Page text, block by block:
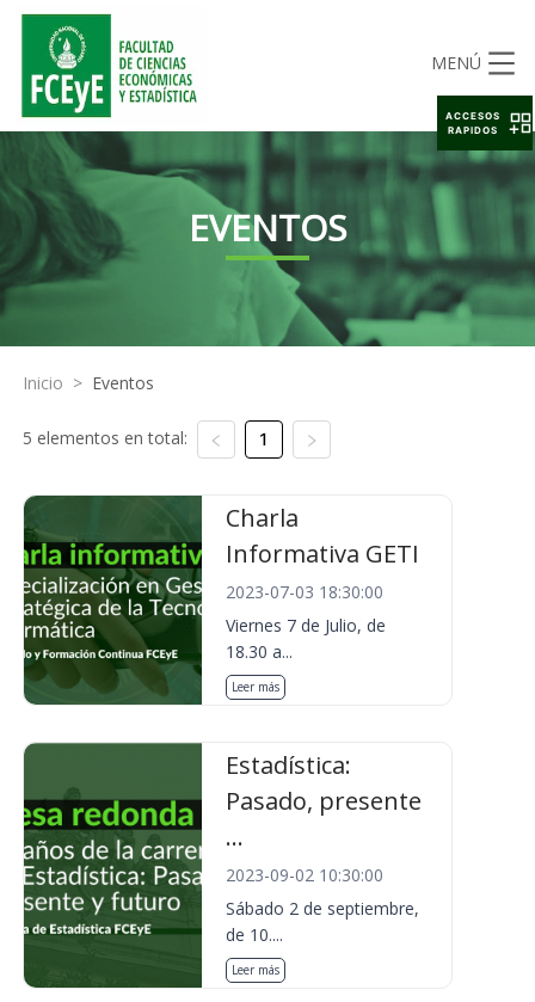
MENÚ
EVENTOS
Inicio > Eventos
5 elementos en total: 1
Charla
Informativa GETI
2023-07-03 18:30:00
Viernes 7 de Julio, de
18.30 a...
Leer más
Estadística:
Pasado, presente
...
2023-09-02 10:30:00
Sábado 2 de septiembre,
de 10....
Leer más
ACCESOS
RAPIDOS